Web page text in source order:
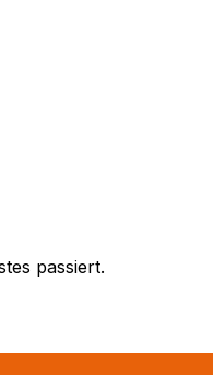
passiert.